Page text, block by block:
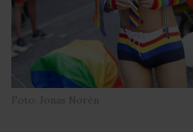
Foto: Jonas Norén